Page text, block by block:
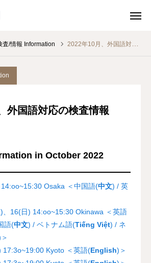
査/情報 Information 2022年10月、外国語対応の検査情報
外国語対応の検査情報
in October 2022
Osaka ＜中国語(中文) / 英
、16(日) 14:oo~15:30 Okinawa ＜英語
語(中文) / ベトナム語(Tiếng Việt) / ネ
17:3o~19:00 Kyoto ＜英語(English)＞
福祉センターのみなさま